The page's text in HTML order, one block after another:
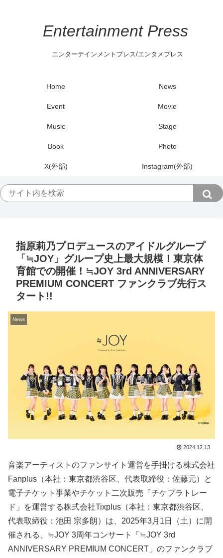
Entertainment Press
エンターテインメントプレス/エンタメプレス
Home News
Event Movie
Music Stage
Book Photo
X(外部) Instagram(外部)
指原莉乃プロデュースのアイドルグループ
「≒JOY」グループ史上最大規模！東京体
育館での開催！≒JOY 3rd ANNIVERSARY
PREMIUM CONCERT ファンクラブ先行ス
タート!!
News
2024.12.13
音楽アーティストのファンサイト運営を手掛ける株式会社
Fanplus（本社：東京都渋谷区、代表取締役：佐藤元）と
電子チケット事業やチケット二次販売「チケプラトレー
ド」を運営する株式会社Tixplus（本社：東京都渋谷区、
代表取締役：池田 宗多朗）は、2025年3月1日（土）に開
催される、≒JOY 3周年コンサート「≒JOY 3rd
ANNIVERSARY PREMIUM CONCERT」のファンクラブ